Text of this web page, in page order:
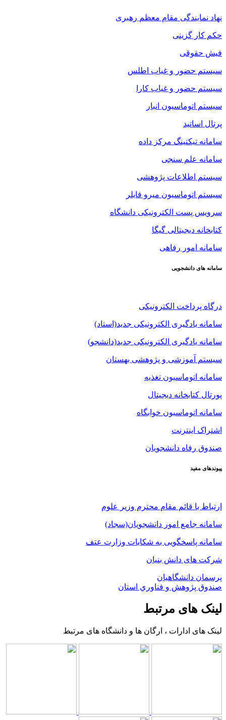
نهاد نمایندگی مقام معظم رهبری
حکم کار گزینی
فیش حقوقی
سیستم حضور و غیاب اطلس
سیستم حضور و غیاب کارا
سیستم اتوماسیون انبار
پرتال اساتید
سامانه تیکتینگ مرکز داده
سامانه علم سنجی
سیستم اطلاعات پژوهشی
سیستم اتوماسیون میرو فایلر
سرویس پست الکترونیکی دانشگاه
کتابخانه دیجیتالی گیگا
سامانه امور رفاهی
سامانه های دانشجویی
درگاه پرداخت الکترونیکی
سامانه یادگیری الکترونیکی جدید(استاد)
سامانه یادگیری الکترونیکی جدید(دانشجو)
سیستم آموزشی و پژوهشی بهستان
سامانه اتوماسیون تغذیه
پورتال کتابخانه دیجیتال
سامانه اتوماسیون خوابگاه
اشتراک اینترنت
صندوق رفاه دانشجویان
پیوندهای مفید
ارتباط با قائم مقام محترم وزیر علوم
سامانه جامع امور دانشجویان(سجاد)
سامانه پاسخگویی به شکایات وزارت عتف
شرکت های دانش بنیان
پرسمان دانشگاهیان
صندوق پژوهش و فناوري استان
لینک های مرتبط
لینک های ادارات ، ارگان ها و دانشگاه های مرتبط